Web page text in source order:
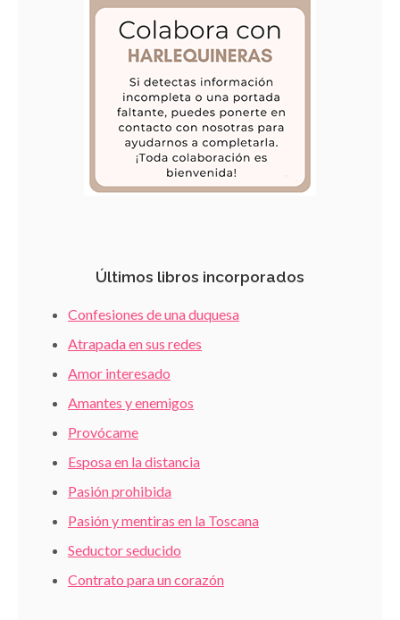
Últimos libros incorporados
Confesiones de una duquesa
Atrapada en sus redes
Amor interesado
Amantes y enemigos
Provócame
Esposa en la distancia
Pasión prohibida
Pasión y mentiras en la Toscana
Seductor seducido
Contrato para un corazón